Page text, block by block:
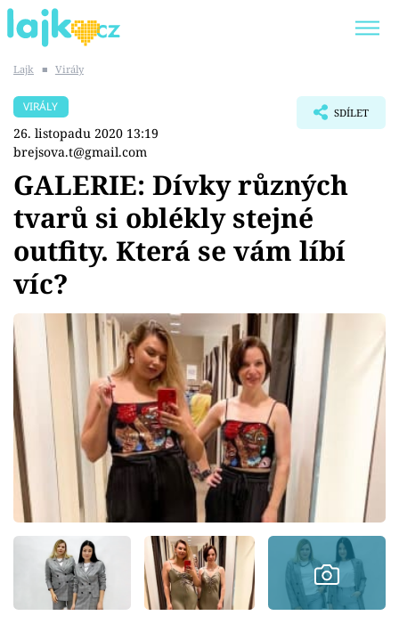
SHOPAHOLICADEL
Témata
Showbyznys
Youtubeři
Virály
Sex a vztahy
Videa
Sledujte prima+
Přihlášení
Sledujte nás
Lajk ■ Virály
VIRÁLY
26. listopadu 2020 13:19
brejsova.t@gmail.com
SDÍLET
GALERIE: Dívky různých
tvarů si oblékly stejné
outfity. Která se vám líbí
víc?